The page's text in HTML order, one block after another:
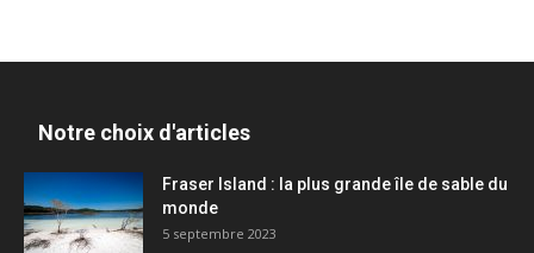
Notre choix d'articles
Fraser Island : la plus grande île de sable du
monde
5 septembre 2023